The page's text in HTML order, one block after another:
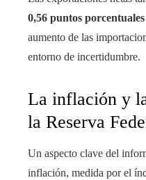
0,56 puntos porcentuales
aumento de las
entorno de incertidumbre.
La inflación y
la Reserva
Un aspecto clave del
inflación, medida por el